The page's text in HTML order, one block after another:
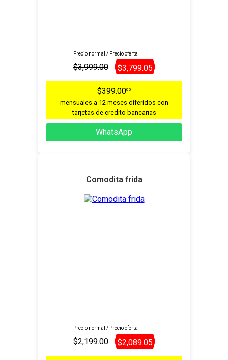
Precio normal / Precio oferta
$3,999.00 $3,799.05
$399.0000
mensuales a 12 meses diferidos con
tarjetas de credito bancarias
WhatsApp
Comodita frida
Precio normal / Precio oferta
$2,199.00 $2,089.05